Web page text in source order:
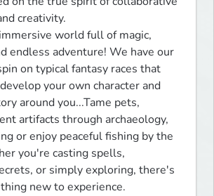
creativity.
world full of magic,
endless adventure! We have our
on typical fantasy races that
your own character and
around you...Tame pets,
artifacts through archaeology,
or enjoy peaceful fishing by the
you're casting spells,
or simply exploring, there's
new to experience.